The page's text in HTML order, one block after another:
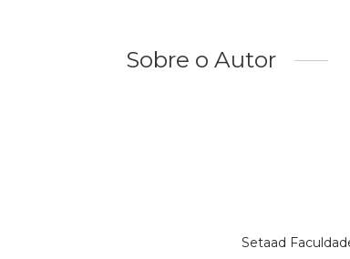
Sobre o Autor
Setaad